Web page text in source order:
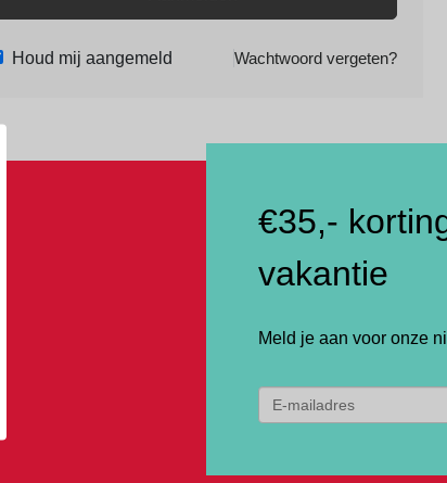
Houd mij aangemeld Wachtwoord vergeten?
€35,-
vakantie
Meld je aan voor onze